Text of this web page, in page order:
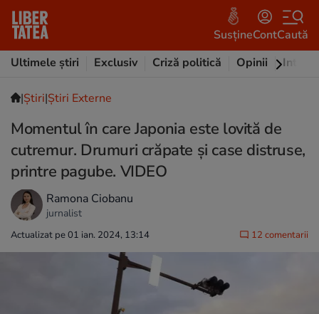
SusțineContCaută
Ultimele știri
Exclusiv Criză politică Opinii
|Ştiri|Știri Externe
Momentul în care Japonia este lovită de
cutremur. Drumuri crăpate și case distruse,
printre pagube. VIDEO
Ramona Ciobanu
jurnalist
Actualizat pe 01 ian. 2024, 13:14 12 comentarii